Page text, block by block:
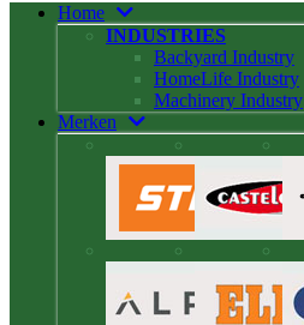
Home
INDUSTRIES
Backyard Industry
HomeLife Industry
Machinery Industry
Merken